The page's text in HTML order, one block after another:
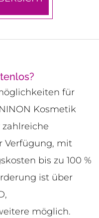
für
Kosmetik
Verfügung, mit
bis zu 100 %
ist über
möglich.